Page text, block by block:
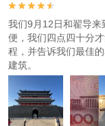
特制定《去哪儿网旅游


我们9月12日和翟导
便，我们四点四十分
程，并告诉我们最佳
建筑。